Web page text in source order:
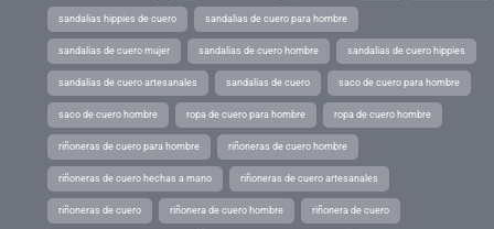
sandalias hippies de cuero sandalias de cuero para hombre
sandalias de cuero mujer sandalias de cuero hombre sandalias de cuero hippies
sandalias de cuero artesanales sandalias de cuero saco de cuero para hombre
saco de cuero hombre ropa de cuero para hombre ropa de cuero hombre
riñoneras de cuero para hombre riñoneras de cuero hombre
riñoneras de cuero hechas a mano riñoneras de cuero artesanales
riñoneras de cuero riñonera de cuero hombre riñonera de cuero